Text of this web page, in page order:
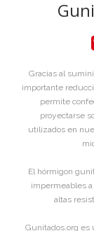
Gracias al
importante
permite
proyectarse
utilizados en
El hórmigon
impermeables
altas
Gunitados.org es